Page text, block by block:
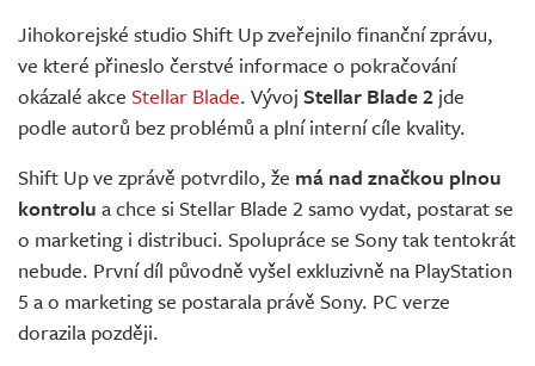
Živě
Jihokorejské studio Shift Up zveřejnilo finanční zprávu,
ve které přineslo čerstvé informace o pokračování
okázalé akce Stellar Blade. Vývoj Stellar Blade 2 jde
podle autorů bez problémů a plní interní cíle kvality.
Shift Up ve zprávě potvrdilo, že má nad značkou plnou
kontrolu a chce si Stellar Blade 2 samo vydat, postarat se
o marketing i distribuci. Spolupráce se Sony tak tentokrát
nebude. První díl původně vyšel exkluzivně na PlayStation
5 a o marketing se postarala právě Sony. PC verze
dorazila později.